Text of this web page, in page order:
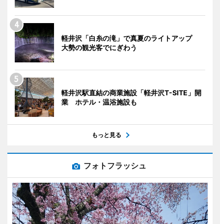
軽井沢「白糸の滝」で真夏のライトアップ
大勢の観光客でにぎわう
軽井沢駅直結の商業施設「軽井沢T-SITE」開
業 ホテル・温浴施設も
もっと見る
フォトフラッシュ